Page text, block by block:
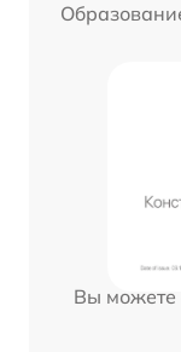
Вы можете